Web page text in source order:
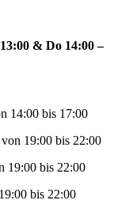
& Do 14:00 –
14:00 bis 17:00
19:00 bis 22:00
19:00 bis 22:00
bis 22:00